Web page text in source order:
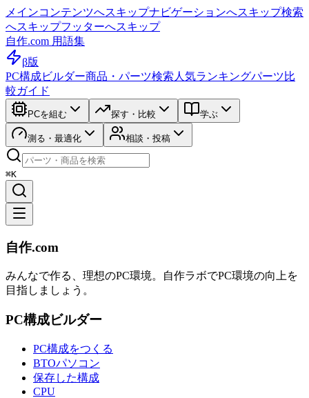
メインコンテンツへスキップナビゲーションへスキップ検索
へスキップフッターへスキップ
自作.com 用語集
β版
PC構成ビルダー商品・パーツ検索 人気ランキングパーツ比
較ガイド
PCを組む 探す・比較 学ぶ
測る・最適化 相談・投稿
⌘K
自作.com
みんなで作る、理想のPC環境。 自作ラボでPC環境の向上を
目指しましょう。
PC構成ビルダー
PC構成をつくる
BTOパソコン
保存した構成
CPU